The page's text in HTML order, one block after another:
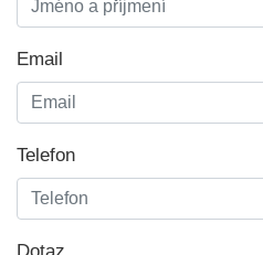
Email
Telefon